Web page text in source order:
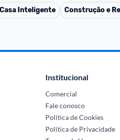
Casa Inteligente Construção e
Institucional
Comercial
Fale conosco
Política de Cookies
Política de Privacidade